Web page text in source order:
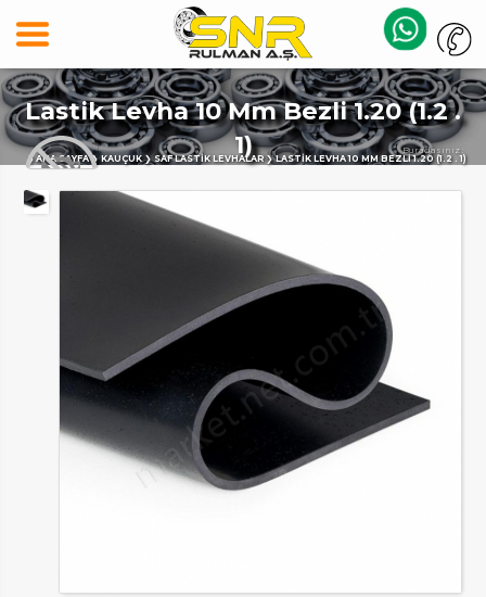
Buradasınız :
LASTIK LEVHA 10 MM BEZLI 1.20 (1.2 . 1)
SAF LASTIK LEVHALAR
KAUÇUK
ANA SAYFA
Lastik Levha 10 Mm Bezli 1.20 (1.2 .
1)